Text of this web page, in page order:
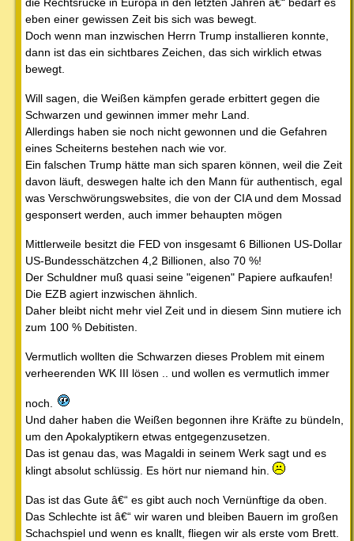
die Rechtsrucke in Europa in den letzten Jahren â€“ bedarf es
eben einer gewissen Zeit bis sich was bewegt.
Doch wenn man inzwischen Herrn Trump installieren konnte,
dann ist das ein sichtbares Zeichen, das sich wirklich etwas
bewegt.
Will sagen, die Weißen kämpfen gerade erbittert gegen die
Schwarzen und gewinnen immer mehr Land.
Allerdings haben sie noch nicht gewonnen und die Gefahren
eines Scheiterns bestehen nach wie vor.
Ein falschen Trump hätte man sich sparen können, weil die Zeit
davon läuft, deswegen halte ich den Mann für authentisch, egal
was Verschwörungswebsites, die von der CIA und dem Mossad
gesponsert werden, auch immer behaupten mögen
Mittlerweile besitzt die FED von insgesamt 6 Billionen US-Dollar
US-Bundesschätzchen 4,2 Billionen, also 70 %!
Der Schuldner muß quasi seine "eigenen" Papiere aufkaufen!
Die EZB agiert inzwischen ähnlich.
Daher bleibt nicht mehr viel Zeit und in diesem Sinn mutiere ich
zum 100 % Debitisten.
Vermutlich wollten die Schwarzen dieses Problem mit einem
verheerenden WK III lösen .. und wollen es vermutlich immer
noch.
Und daher haben die Weißen begonnen ihre Kräfte zu bündeln,
um den Apokalyptikern etwas entgegenzusetzen.
Das ist genau das, was Magaldi in seinem Werk sagt und es
klingt absolut schlüssig. Es hört nur niemand hin.
Das ist das Gute â€“ es gibt auch noch Vernünftige da oben.
Das Schlechte ist â€“ wir waren und bleiben Bauern im großen
Schachspiel und wenn es knallt, fliegen wir als erste vom Brett.